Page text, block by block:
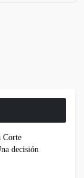
Corte
decisión